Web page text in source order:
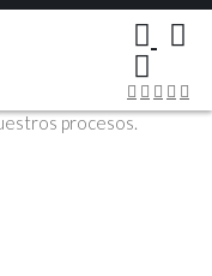
sus opiniones son muy
procesos.